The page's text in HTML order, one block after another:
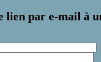
lien par e-mail à